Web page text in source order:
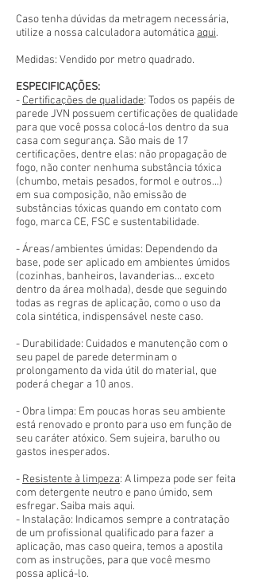
Caso tenha dúvidas da metragem necessária,
utilize a nossa calculadora automática aqui.
Medidas: Vendido por metro quadrado.
ESPECIFICAÇÕES:
- Certificações de qualidade: Todos os papéis de
parede JVN possuem certificações de qualidade
para que você possa colocá-los dentro da sua
casa com segurança. São mais de 17
certificações, dentre elas: não propagação de
fogo, não conter nenhuma substância tóxica
(chumbo, metais pesados, formol e outros...)
em sua composição, não emissão de
substâncias tóxicas quando em contato com
fogo, marca CE, FSC e sustentabilidade.
- Áreas/ambientes úmidas: Dependendo da
base, pode ser aplicado em ambientes úmidos
(cozinhas, banheiros, lavanderias... exceto
dentro da área molhada), desde que seguindo
todas as regras de aplicação, como o uso da
cola sintética, indispensável neste caso.
- Durabilidade: Cuidados e manutenção com o
seu papel de parede determinam o
prolongamento da vida útil do material, que
poderá chegar a 10 anos.
- Obra limpa: Em poucas horas seu ambiente
está renovado e pronto para uso em função de
seu caráter atóxico. Sem sujeira, barulho ou
gastos inesperados.
- Resistente à limpeza: A limpeza pode ser feita
com detergente neutro e pano úmido, sem
esfregar. Saiba mais aqui.
- Instalação: Indicamos sempre a contratação
de um profissional qualificado para fazer a
aplicação, mas caso queira, temos a apostila
com as instruções, para que você mesmo
possa aplicá-lo.